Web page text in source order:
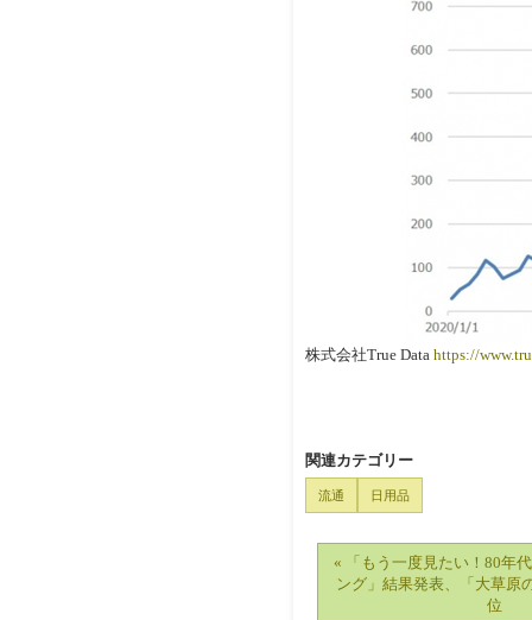
株式会社True Data https://
関連カテゴリー
流通 日用品
« 「もう一度見たい！80年
ング」結果発表、「大草原
位